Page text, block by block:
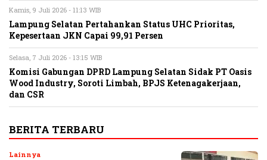
Kamis, 9 Juli 2026 - 11:13 WIB
Lampung Selatan Pertahankan Status UHC Prioritas,
Kepesertaan JKN Capai 99,91 Persen
Selasa, 7 Juli 2026 - 13:15 WIB
Komisi Gabungan DPRD Lampung Selatan Sidak PT Oasis
Wood Industry, Soroti Limbah, BPJS Ketenagakerjaan,
dan CSR
BERITA TERBARU
Lainnya